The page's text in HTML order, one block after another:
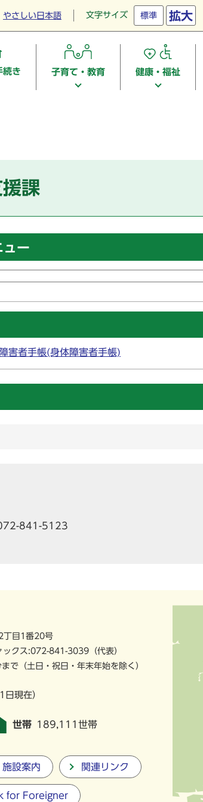
やさしい日本語 文字サイズ 標準 拡大
続き 子育て・教育 健康・福祉
課
ュー
害者手帳(身体障害者手帳)
841-5123
丁目1番20号
ックス:072-841-3039（代表）
で （土日・祝日・年末年始を除く）
日現在）
世帯 189,111世帯
設案内 関連リンク
for Foreigner